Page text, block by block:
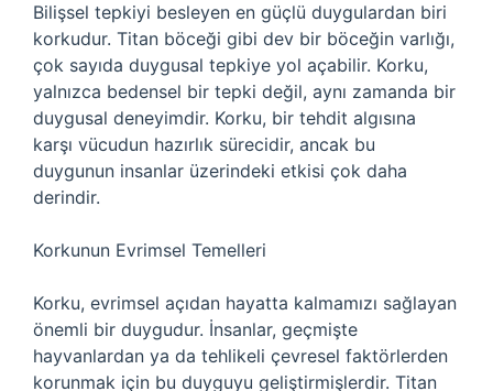
Bilişsel tepkiyi besleyen en güçlü duygulardan biri
korkudur. Titan böceği gibi dev bir böceğin varlığı,
çok sayıda duygusal tepkiye yol açabilir. Korku,
yalnızca bedensel bir tepki değil, aynı zamanda bir
duygusal deneyimdir. Korku, bir tehdit algısına
karşı vücudun hazırlık sürecidir, ancak bu
duygunun insanlar üzerindeki etkisi çok daha
derindir.
Korkunun Evrimsel Temelleri
Korku, evrimsel açıdan hayatta kalmamızı sağlayan
önemli bir duygudur. İnsanlar, geçmişte
hayvanlardan ya da tehlikeli çevresel faktörlerden
korunmak için bu duyguyu geliştirmişlerdir. Titan